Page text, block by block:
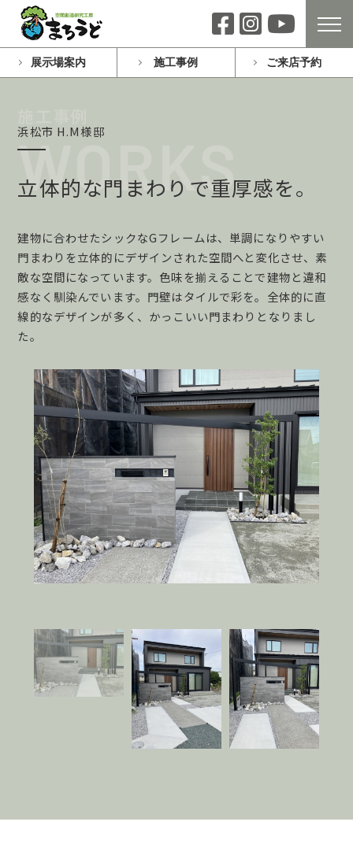
展示場案内 施工事例 ご来店予約
浜松市 H.M様邸
立体的な門まわりで重厚感を。
建物に合わせたシックなGフレームは、単調になりやすい
門まわりを立体的にデザインされた空間へと変化させ、素
敵な空間になっています。色味を揃えることで建物と違和
感なく馴染んでいます。門壁はタイルで彩を。全体的に直
線的なデザインが多く、かっこいい門まわりとなりまし
た。